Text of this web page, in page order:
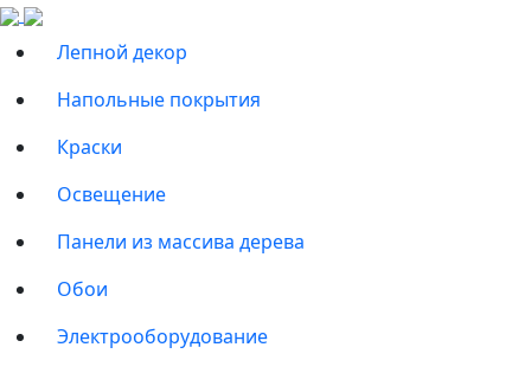
Лепной декор
Напольные покрытия
Краски
Освещение
Панели из массива дерева
Обои
Электрооборудование